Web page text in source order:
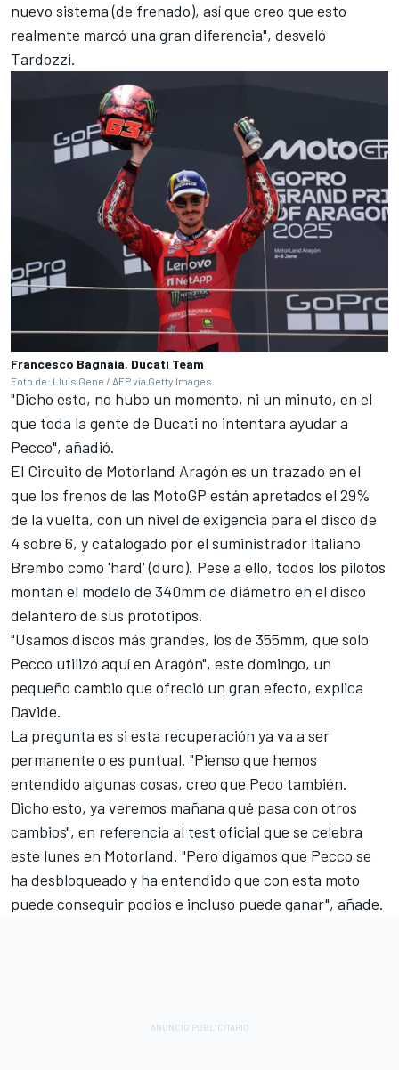
nuevo sistema (de frenado), así que creo que esto
realmente marcó una gran diferencia", desveló
Tardozzi.
Francesco Bagnaia, Ducati Team
Foto de: Lluis Gene / AFP via Getty Images
"Dicho esto, no hubo un momento, ni un minuto, en el
que toda la gente de Ducati no intentara ayudar a
Pecco", añadió.
El Circuito de Motorland Aragón es un trazado en el
que los frenos de las MotoGP están apretados el 29%
de la vuelta, con un nivel de exigencia para el disco de
4 sobre 6, y catalogado por el suministrador italiano
Brembo como 'hard' (duro). Pese a ello, todos los pilotos
montan el modelo de 340mm de diámetro en el disco
delantero de sus prototipos.
"Usamos discos más grandes, los de 355mm, que solo
Pecco utilizó aquí en Aragón", este domingo, un
pequeño cambio que ofreció un gran efecto, explica
Davide.
La pregunta es si esta recuperación ya va a ser
permanente o es puntual. "Pienso que hemos
entendido algunas cosas, creo que Peco también.
Dicho esto, ya veremos mañana qué pasa con otros
cambios", en referencia al test oficial que se celebra
este lunes en Motorland. "Pero digamos que Pecco se
ha desbloqueado y ha entendido que con esta moto
puede conseguir podios e incluso puede ganar", añade.